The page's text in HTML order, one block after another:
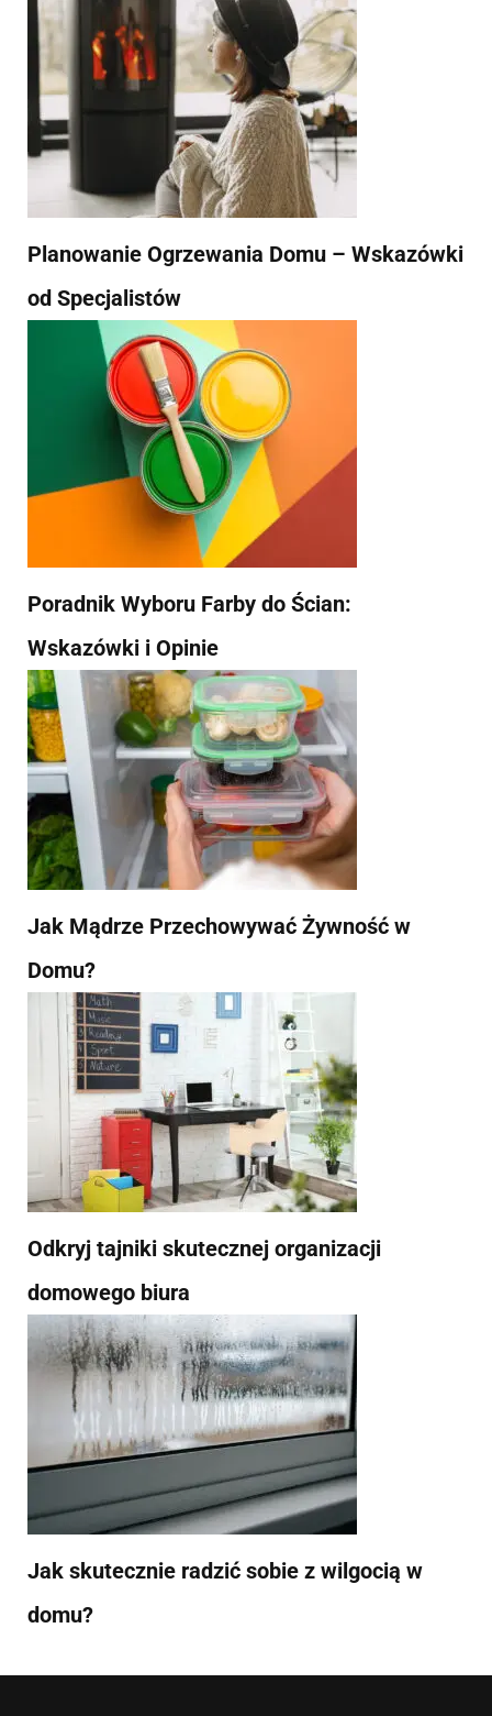
Planowanie Ogrzewania Domu – Wskazówki
od Specjalistów
Poradnik Wyboru Farby do Ścian:
Wskazówki i Opinie
Jak Mądrze Przechowywać Żywność w
Domu?
Odkryj tajniki skutecznej organizacji
domowego biura
Jak skutecznie radzić sobie z wilgocią w
domu?